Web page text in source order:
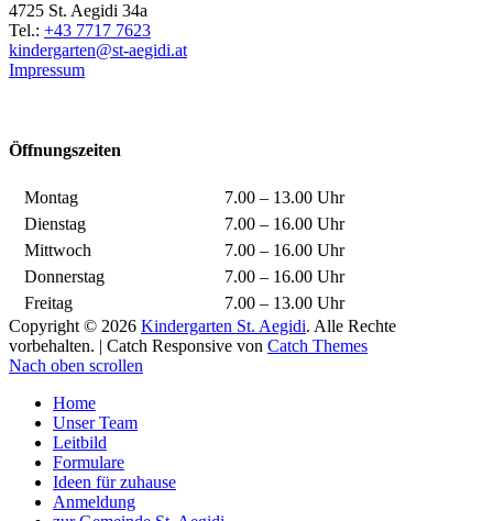
4725 St. Aegidi 34a
Tel.: +43 7717 7623
kindergarten@st-aegidi.at
Impressum
Öffnungszeiten
Montag
7.00 – 13.00 Uhr
Dienstag
7.00 – 16.00 Uhr
Mittwoch
7.00 – 16.00 Uhr
Donnerstag
7.00 – 16.00 Uhr
Freitag
7.00 – 13.00 Uhr
Copyright © 2026 Kindergarten St. Aegidi. Alle Rechte
vorbehalten. | Catch Responsive von Catch Themes
Nach oben scrollen
Home
Unser Team
Leitbild
Formulare
Ideen für zuhause
Anmeldung